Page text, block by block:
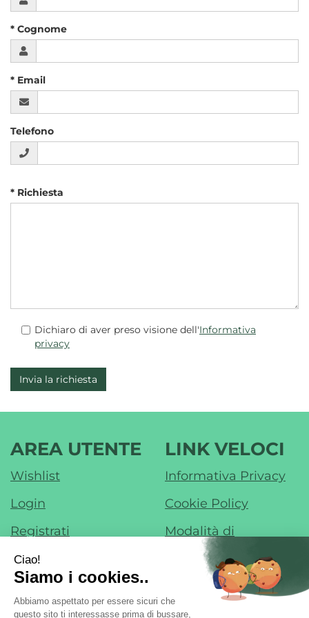
tuoi
dati
* Cognome
* Email
Telefono
inserisci
la
* Richiesta
compila
captcha
e
informativa
privacy
Dichiaro di aver preso visione dell'Informativa
privacy
AREA UTENTE
Wishlist
Login
Registrati
Contatti
Iscrizione alla
Newsletter
LINK VELOCI
Informativa Privacy
Cookie Policy
Modalità di
Pagamento
Modalità di
Spedizione e Ritiro